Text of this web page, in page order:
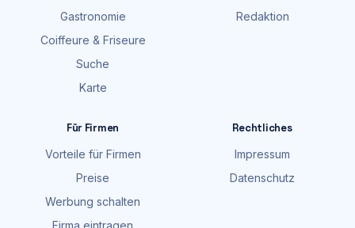
Gastronomie
Coiffeure & Friseure
Suche
Karte
Redaktion
Für Firmen
Vorteile für Firmen
Preise
Werbung schalten
Firma eintragen
Rechtliches
Impressum
Datenschutz